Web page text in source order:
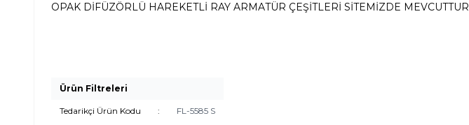
OPAK DİFÜZÖRLÜ HAREKETLİ RAY ARMATÜR ÇEŞİTLERİ SİTEMİZDE MEVCUTTUR
Ürün Filtreleri
Tedarikçi Ürün Kodu : FL-5585 S